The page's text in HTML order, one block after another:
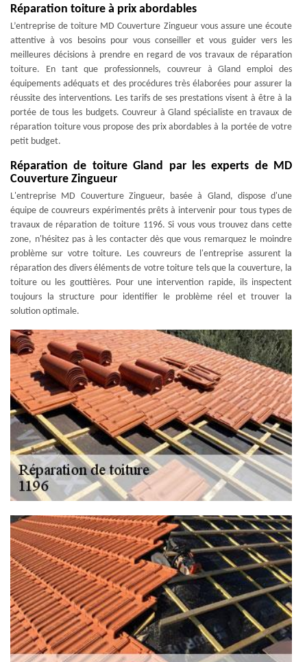
Réparation toiture à prix abordables
L’entreprise de toiture MD Couverture Zingueur vous assure une écoute
attentive à vos besoins pour vous conseiller et vous guider vers les
meilleures décisions à prendre en regard de vos travaux de réparation
toiture. En tant que professionnels, couvreur à Gland emploi des
équipements adéquats et des procédures très élaborées pour assurer la
réussite des interventions. Les tarifs de ses prestations visent à être à la
portée de tous les budgets. Couvreur à Gland spécialiste en travaux de
réparation toiture vous propose des prix abordables à la portée de votre
petit budget.
Réparation de toiture Gland par les experts de MD
Couverture Zingueur
L'entreprise MD Couverture Zingueur, basée à Gland, dispose d'une
équipe de couvreurs expérimentés prêts à intervenir pour tous types de
travaux de réparation de toiture 1196. Si vous vous trouvez dans cette
zone, n'hésitez pas à les contacter dès que vous remarquez le moindre
problème sur votre toiture. Les couvreurs de l'entreprise assurent la
réparation des divers éléments de votre toiture tels que la couverture, la
toiture ou les gouttières. Pour une intervention rapide, ils inspectent
toujours la structure pour identifier le problème réel et trouver la
solution optimale.